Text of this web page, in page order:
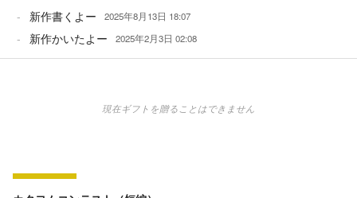
新作書くよー 2025年8月13日 18:07
新作かいたよー 2025年2月3日 02:08
現在ギフトを贈ることはできません